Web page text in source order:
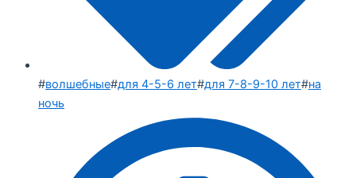
#волшебные#для 4-5-6 лет#для 7-8-9-10 лет#на
ночь